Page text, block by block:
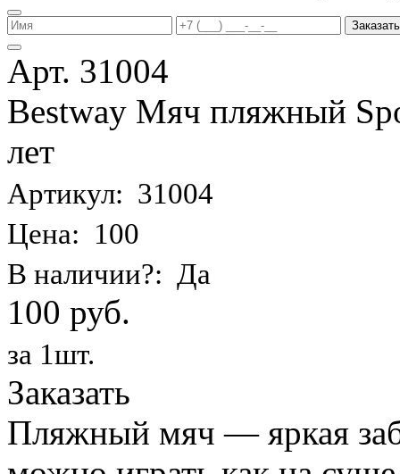
Заказать
Арт. 31004
Bestway Мяч пляжный
лет
Артикул: 31004
Цена: 100
В наличии?: Да
100 руб.
за 1шт.
Заказать
Пляжный мяч — яркая